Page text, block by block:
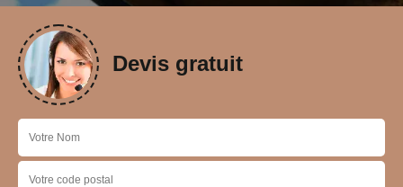
Devis gratuit